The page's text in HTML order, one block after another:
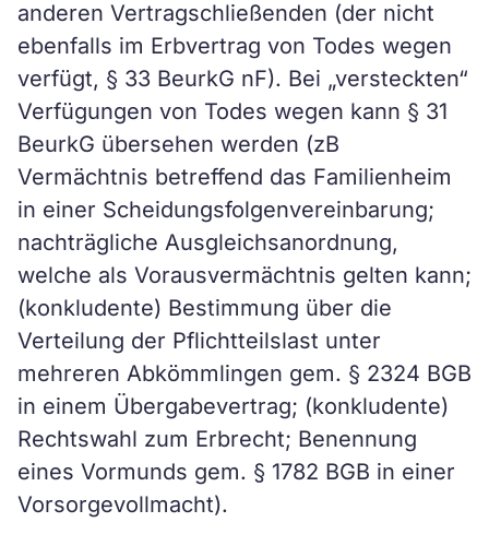
anderen Vertragschließenden (der nicht
ebenfalls im Erbvertrag von Todes wegen
verfügt, § 33 BeurkG nF). Bei „versteckten“
Verfügungen von Todes wegen kann § 31
BeurkG übersehen werden (zB
Vermächtnis betreffend das Familienheim
in einer Scheidungsfolgenvereinbarung;
nachträgliche Ausgleichsanordnung,
welche als Vorausvermächtnis gelten kann;
(konkludente) Bestimmung über die
Verteilung der Pflichtteilslast unter
mehreren Abkömmlingen gem. § 2324 BGB
in einem Übergabevertrag; (konkludente)
Rechtswahl zum Erbrecht; Benennung
eines Vormunds gem. § 1782 BGB in einer
Vorsorgevollmacht).